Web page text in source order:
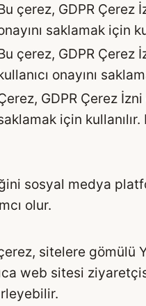
çerez, GDPR Çerez
saklamak için
çerez, GDPR
onayını
GDPR Çerez
için
sosyal medya
olur.
sitelere gömülü
web sitesi